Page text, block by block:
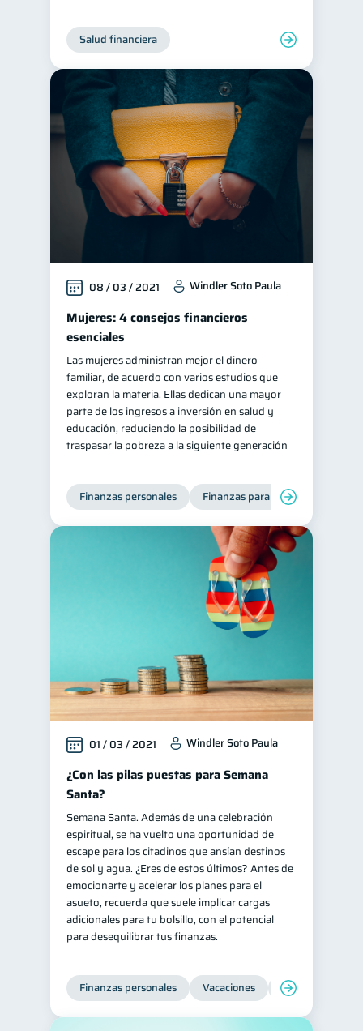
Gasto responsable
información financiera 1
Salud financiera
08 / 03 / 2021 Windler Soto Paula
Mujeres: 4 consejos financieros
esenciales
Las mujeres administran mejor el dinero
familiar, de acuerdo con varios estudios que
exploran la materia. Ellas dedican una mayor
parte de los ingresos a inversión en salud y
educación, reduciendo la posibilidad de
traspasar la pobreza a la siguiente generación
Finanzas personales Finanzas para mujeres
01 / 03 / 2021 Windler Soto Paula
¿Con las pilas puestas para Semana
Santa?
Semana Santa. Además de una celebración
espiritual, se ha vuelto una oportunidad de
escape para los citadinos que ansían destinos
de sol y agua. ¿Eres de estos últimos? Antes de
emocionarte y acelerar los planes para el
asueto, recuerda que suele implicar cargas
adicionales para tu bolsillo, con el potencial
para desequilibrar tus finanzas.
Finanzas personales Vacaciones Organización